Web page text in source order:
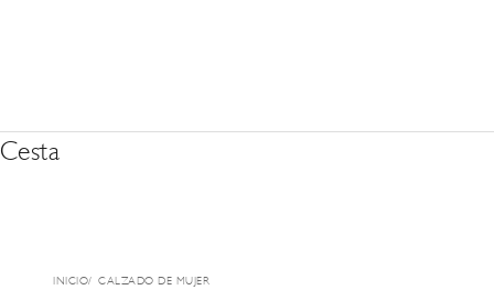
Cesta
INICIO CALZADO DE MUJER